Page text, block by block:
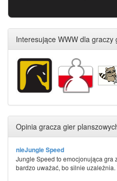
Interesujące WWW dla graczy
Opinia gracza gier
nieJungle Speed
Jungle Speed to emocjonująca gra
bardzo uważać, bo silnie uzależnia.